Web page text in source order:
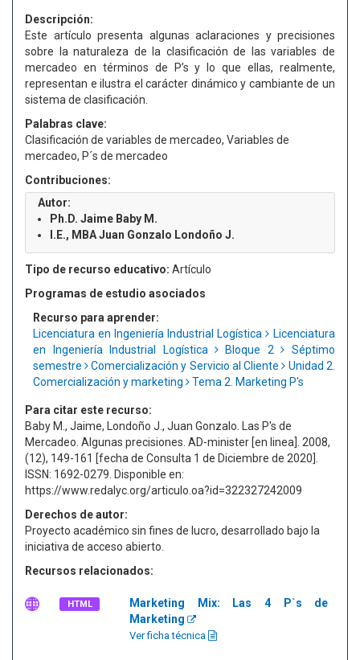
Descripción:
Este artículo presenta algunas aclaraciones y precisiones
sobre la naturaleza de la clasificación de las variables de
mercadeo en términos de P’s y lo que ellas, realmente,
representan e ilustra el carácter dinámico y cambiante de un
sistema de clasificación.
Palabras clave:
Clasificación de variables de mercadeo, Variables de
mercadeo, P´s de mercadeo
Contribuciones:
Autor:
Ph.D. Jaime Baby M.
I.E., MBA Juan Gonzalo Londoño J.
Tipo de recurso educativo: Artículo
Programas de estudio asociados
Recurso para aprender:
Licenciatura en Ingeniería Industrial Logística
Licenciatura
en Ingeniería Industrial Logística
Bloque 2
Séptimo
semestre
Comercialización y Servicio al Cliente
Unidad 2.
Comercialización y marketing
Tema 2. Marketing P's
Para citar este recurso:
Baby M., Jaime, Londoño J., Juan Gonzalo. Las P's de
Mercadeo. Algunas precisiones. AD-minister [en linea]. 2008,
(12), 149-161 [fecha de Consulta 1 de Diciembre de 2020].
ISSN: 1692-0279. Disponible en:
https://www.redalyc.org/articulo.oa?id=322327242009
Derechos de autor:
Proyecto académico sin fines de lucro, desarrollado bajo la
iniciativa de acceso abierto.
Recursos relacionados:
HTML
Marketing Mix: Las 4 P`s de
Marketing
Ver ficha técnica